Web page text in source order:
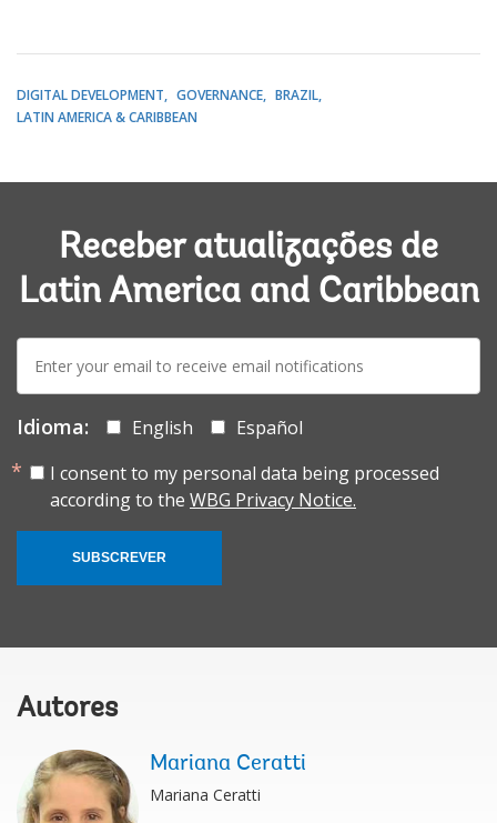
DIGITAL DEVELOPMENT GOVERNANCE
BRAZIL
LATIN AMERICA & CARIBBEAN
Receber atualizações de
Latin America and Caribbean
E-
mail:
Idioma: English
Español
I consent to my personal data being processed
according to the WBG Privacy Notice.
SUBSCREVER
Autores
Mariana Ceratti
Mariana Ceratti